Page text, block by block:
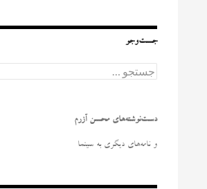
جست‌وجو
ج
س
و
ر
دست‌نوشته‌های محسن آزرم
و نامه‌‌های دیگری به سینما